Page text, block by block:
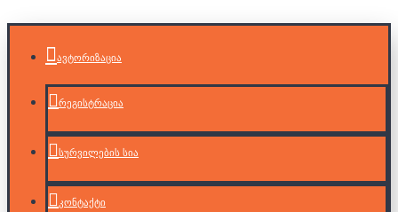
ავტორიზაცია
რეგისტრაცია
სურვილების სია
კონტაქტი